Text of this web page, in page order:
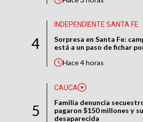
4
INDEPENDIENTE SANTA FE
Sorpresa en Santa Fe:
está a un paso de fichar
Hace4 horas
5
CAUCA
Familia denuncia
pagaron $150 millones y
desaparecida